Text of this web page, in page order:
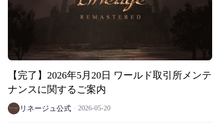
【完了】2026年5月20日 ワールド取引所メンテ
ナンスに関するご案内
リネージュ公式 2026-05-20